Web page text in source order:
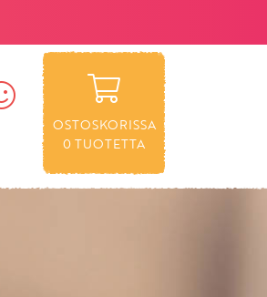
OSTOSKORISSA
0TUOTETTA